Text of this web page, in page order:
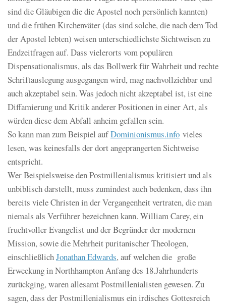
sind die Gläubigen die die Apostel noch persönlich kannten)
und die frühen Kirchenväter (das sind solche, die nach dem Tod
der Apostel lebten) weisen unterschiedlichste Sichtweisen zu
Endzeitfragen auf. Dass vielerorts vom populären
Dispensationalismus, als das Bollwerk für Wahrheit und rechte
Schriftauslegung ausgegangen wird, mag nachvollziehbar und
auch akzeptabel sein. Was jedoch nicht akzeptabel ist, ist eine
Diffamierung und Kritik anderer Positionen in einer Art, als
würden diese dem Abfall anheim gefallen sein.
So kann man zum Beispiel aufDominionismus.info vieles
lesen, was keinesfalls der dort angeprangerten Sichtweise
entspricht.
Wer Beispielsweise den Postmillenialismus kritisiert und als
unbiblisch darstellt, muss zumindest auch bedenken, dass ihn
bereits viele Christen in der Vergangenheit vertraten, die man
niemals als Verführer bezeichnen kann. William Carey, ein
fruchtvoller Evangelist und der Begründer der modernen
Mission, sowie die Mehrheit puritanischer Theologen,
einschließlichJonathan Edwards, auf welchen die große
Erweckung in Northhampton Anfang des 18.Jahrhunderts
zurückging, waren allesamt Postmillenialisten gewesen. Zu
sagen, dass der Postmillenialismus ein irdisches Gottesreich